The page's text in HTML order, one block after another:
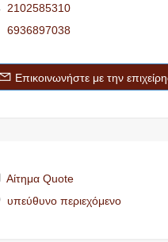
2102585310
6936897038
Επικοινωνήστε με την
Αίτημα Quote
υπεύθυνο περιεχόμενο